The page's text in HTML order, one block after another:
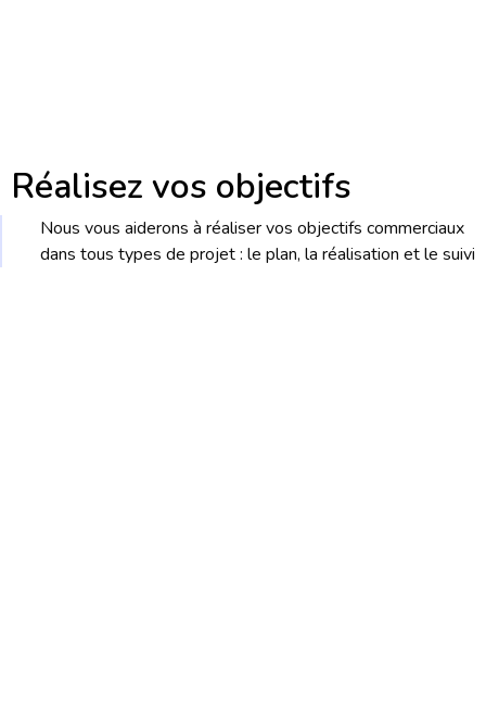
Réalisez vos objectifs
Nous vous aiderons à réaliser vos objectifs commerciaux
dans tous types de projet : le plan, la réalisation et le suivi